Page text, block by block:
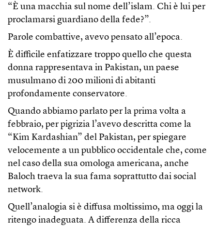
“È una macchia sul nome dell’islam. Chi è lui per
proclamarsi guardiano della fede?”.
Parole combattive, avevo pensato all’epoca.
È difficile enfatizzare troppo quello che questa
donna rappresentava in Pakistan, un paese
musulmano di 200 milioni di abitanti
profondamente conservatore.
Quando abbiamo parlato per la prima volta a
febbraio, per pigrizia l’avevo descritta come la
“Kim Kardashian” del Pakistan, per spiegare
velocemente a un pubblico occidentale che, come
nel caso della sua omologa americana, anche
Baloch traeva la sua fama soprattutto dai social
network.
Quell’analogia si è diffusa moltissimo, ma oggi la
ritengo inadeguata. A differenza della ricca